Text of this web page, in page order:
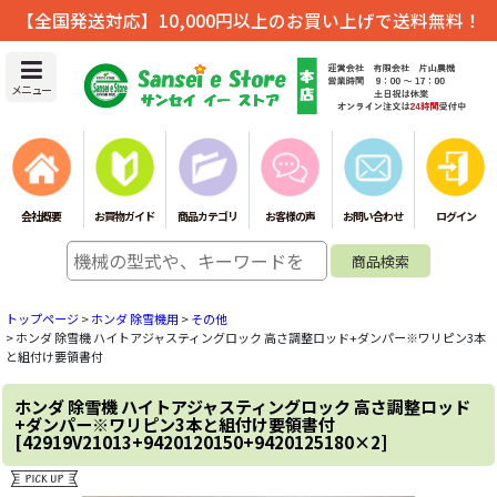
【全国発送対応】10,000円以上のお買い上げで送料無料！
メニュー
会社概要 お買物ガイド 商品カテゴリ お客様の声 お問い合わせ ログイン
トップページ>ホンダ 除雪機用 >その他
>ホンダ 除雪機 ハイトアジャスティングロック 高さ調整ロッド+ダンパー※ワリピン3本
と組付け要領書付
ホンダ 除雪機 ハイトアジャスティングロック 高さ調整ロッド
+ダンパー※ワリピン3本と組付け要領書付
[42919V21013+9420120150+9420125180×2]